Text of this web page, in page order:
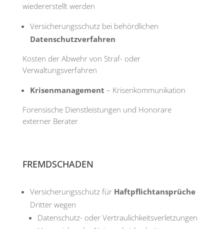
wiedererstellt werden
Versicherungsschutz bei behördlichen
Datenschutzverfahren
Kosten der Abwehr von Straf- oder
Verwaltungsverfahren
Krisenmanagement – Krisenkommunikation
Forensische Dienstleistungen und Honorare
externer Berater
FREMDSCHADEN
Versicherungsschutz für Haftpflichtansprüche
Dritter wegen
Datenschutz- oder Vertraulichkeitsverletzungen